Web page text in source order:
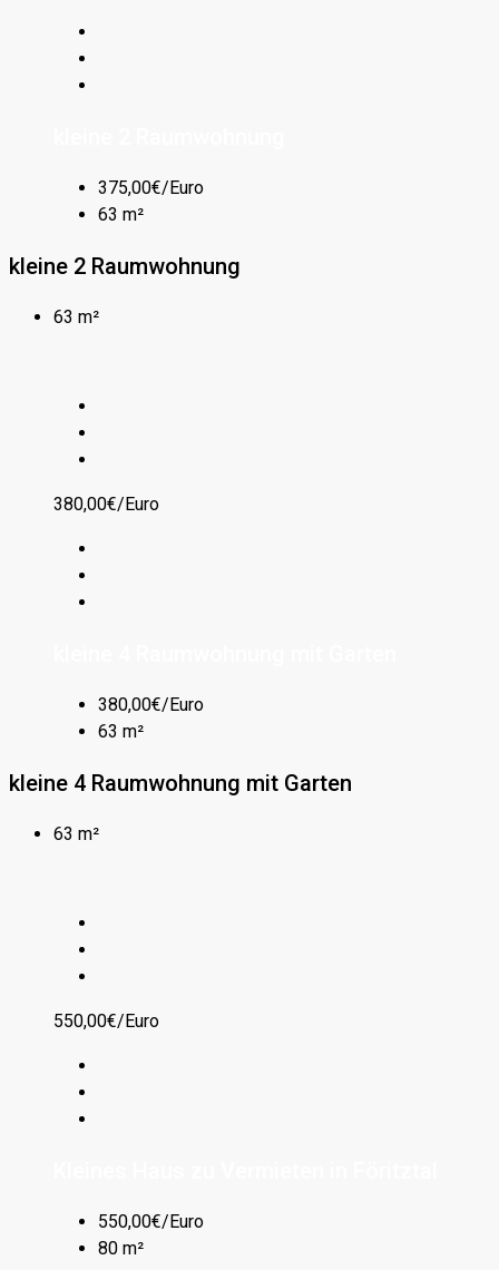
375,00€/Euro
63 m²
kleine 2 Raumwohnung
63 m²
380,00€/Euro
380,00€/Euro
63 m²
kleine 4 Raumwohnung mit Garten
63 m²
550,00€/Euro
550,00€/Euro
80 m²